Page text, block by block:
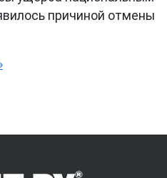
причиной отмены